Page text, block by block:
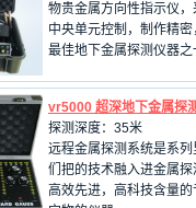
物贵金属方向性指示仪
中央单元控制，制作精
最佳地下金属探测仪器之
vr5000 超深地下金属探
探测深度：35米
远程金属探测系统是系
们把的技术融入进金属
高效先进，高科技含量